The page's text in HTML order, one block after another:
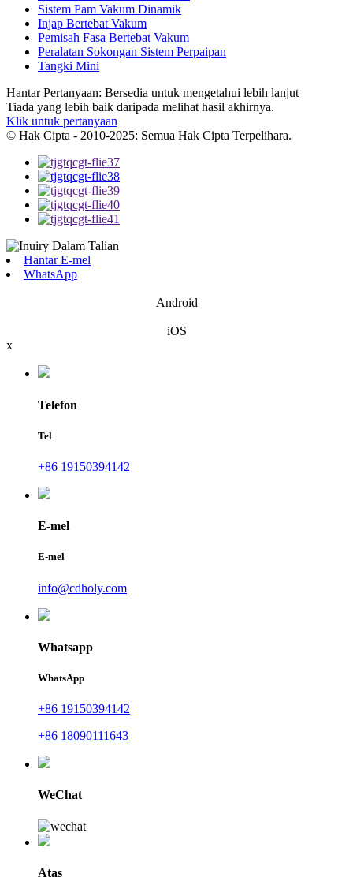
Sistem Pam Vakum Dinamik
Injap Bertebat Vakum
Pemisah Fasa Bertebat Vakum
Peralatan Sokongan Sistem Perpaipan
Tangki Mini
Hantar Pertanyaan: Bersedia untuk mengetahui lebih lanjut
Tiada yang lebih baik daripada melihat hasil akhirnya.
Klik untuk pertanyaan
© Hak Cipta - 2010-2025: Semua Hak Cipta Terpelihara.
Hantar E-mel
WhatsApp
Android
iOS
x
Telefon
Tel
+86 19150394142
E-mel
E-mel
info@cdholy.com
Whatsapp
WhatsApp
+86 19150394142
+86 18090111643
WeChat
Atas